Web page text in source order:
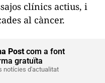
clínics actius, i
al càncer.
Postcom a font
gratuïta
notícies d'actualitat